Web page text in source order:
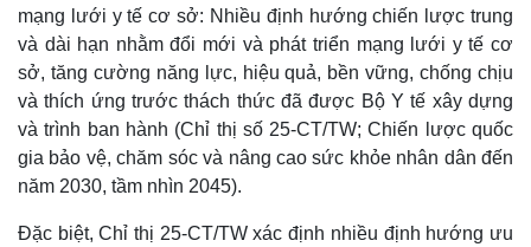
mạng lưới y tế cơ sở: Nhiều định hướng chiến lược trung
và dài hạn nhằm đổi mới và phát triển mạng lưới y tế cơ
sở, tăng cường năng lực, hiệu quả, bền vững, chống chịu
và thích ứng trước thách thức đã được Bộ Y tế xây dựng
và trình ban hành (Chỉ thị số 25-CT/TW; Chiến lược quốc
gia bảo vệ, chăm sóc và nâng cao sức khỏe nhân dân đến
năm 2030, tầm nhìn 2045).
Đặc biệt, Chỉ thị 25-CT/TW xác định nhiều định hướng ưu